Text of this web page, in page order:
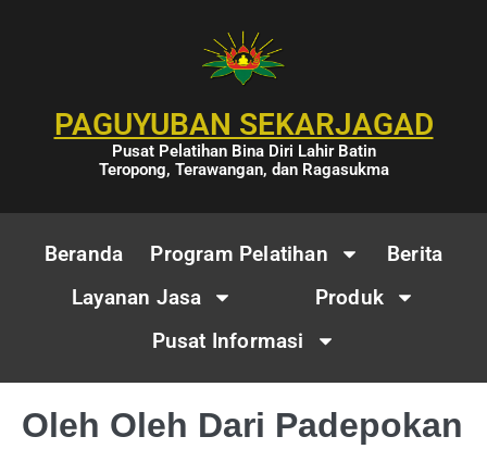
PAGUYUBAN SEKARJAGAD
Pusat Pelatihan Bina Diri Lahir Batin
Teropong, Terawangan, dan Ragasukma
Beranda Program Pelatihan
Berita
Layanan Jasa
Produk
Pusat Informasi
Oleh Oleh Dari Padepokan